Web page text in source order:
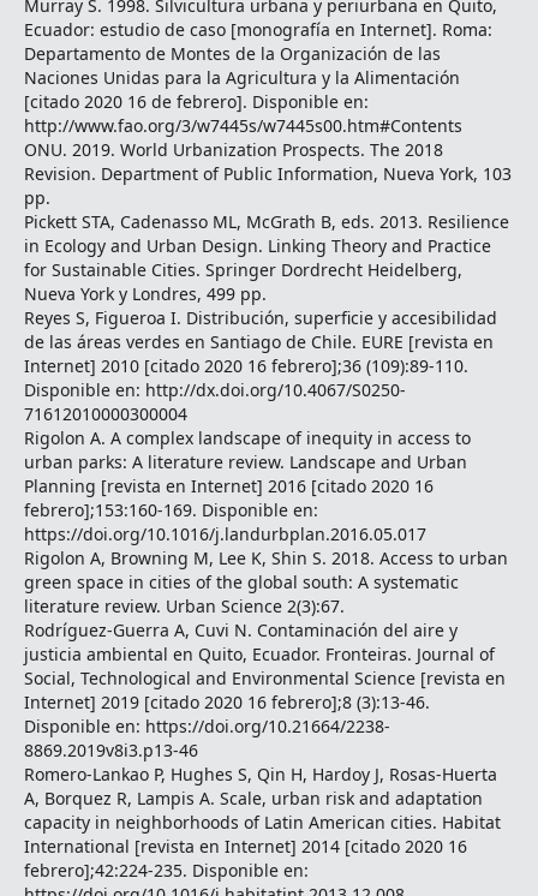
Murray S. 1998. Silvicultura urbana y periurbana en Quito,
Ecuador: estudio de caso [monografía en Internet]. Roma:
Departamento de Montes de la Organización de las
Naciones Unidas para la Agricultura y la Alimentación
[citado 2020 16 de febrero]. Disponible en:
http://www.fao.org/3/w7445s/w7445s00.htm#Contents
ONU. 2019. World Urbanization Prospects. The 2018
Revision. Department of Public Information, Nueva York, 103
pp.
Pickett STA, Cadenasso ML, McGrath B, eds. 2013. Resilience
in Ecology and Urban Design. Linking Theory and Practice
for Sustainable Cities. Springer Dordrecht Heidelberg,
Nueva York y Londres, 499 pp.
Reyes S, Figueroa I. Distribución, superficie y accesibilidad
de las áreas verdes en Santiago de Chile. EURE [revista en
Internet] 2010 [citado 2020 16 febrero];36 (109):89-110.
Disponible en: http://dx.doi.org/10.4067/S0250-
71612010000300004
Rigolon A. A complex landscape of inequity in access to
urban parks: A literature review. Landscape and Urban
Planning [revista en Internet] 2016 [citado 2020 16
febrero];153:160-169. Disponible en:
https://doi.org/10.1016/j.landurbplan.2016.05.017
Rigolon A, Browning M, Lee K, Shin S. 2018. Access to urban
green space in cities of the global south: A systematic
literature review. Urban Science 2(3):67.
Rodríguez-Guerra A, Cuvi N. Contaminación del aire y
justicia ambiental en Quito, Ecuador. Fronteiras. Journal of
Social, Technological and Environmental Science [revista en
Internet] 2019 [citado 2020 16 febrero];8 (3):13-46.
Disponible en: https://doi.org/10.21664/2238-
8869.2019v8i3.p13-46
Romero-Lankao P, Hughes S, Qin H, Hardoy J, Rosas-Huerta
A, Borquez R, Lampis A. Scale, urban risk and adaptation
capacity in neighborhoods of Latin American cities. Habitat
International [revista en Internet] 2014 [citado 2020 16
febrero];42:224-235. Disponible en: